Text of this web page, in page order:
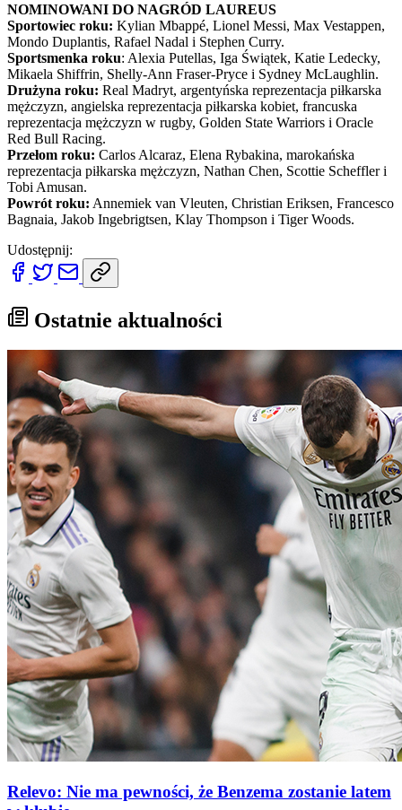
NOMINOWANI DO NAGRÓD LAUREUS
Sportowiec roku: Kylian Mbappé, Lionel Messi, Max Vestappen,
Mondo Duplantis, Rafael Nadal i Stephen Curry.
Sportsmenka roku: Alexia Putellas, Iga Świątek, Katie Ledecky,
Mikaela Shiffrin, Shelly-Ann Fraser-Pryce i Sydney McLaughlin.
Drużyna roku: Real Madryt, argentyńska reprezentacja piłkarska
mężczyzn, angielska reprezentacja piłkarska kobiet, francuska
reprezentacja mężczyzn w rugby, Golden State Warriors i Oracle
Red Bull Racing.
Przełom roku: Carlos Alcaraz, Elena Rybakina, marokańska
reprezentacja piłkarska mężczyzn, Nathan Chen, Scottie Scheffler i
Tobi Amusan.
Powrót roku: Annemiek van Vleuten, Christian Eriksen, Francesco
Bagnaia, Jakob Ingebrigtsen, Klay Thompson i Tiger Woods.
Udostępnij:
Ostatnie aktualności
Relevo: Nie ma pewności, że Benzema zostanie latem